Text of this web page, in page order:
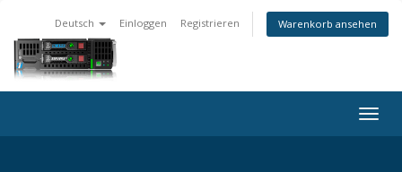
Deutsch Einloggen Registrieren Warenkorb ansehen